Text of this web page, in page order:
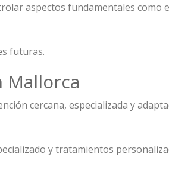
aspectos fundamentales como
futuras.
Mallorca
cercana, especializada y
y tratamientos